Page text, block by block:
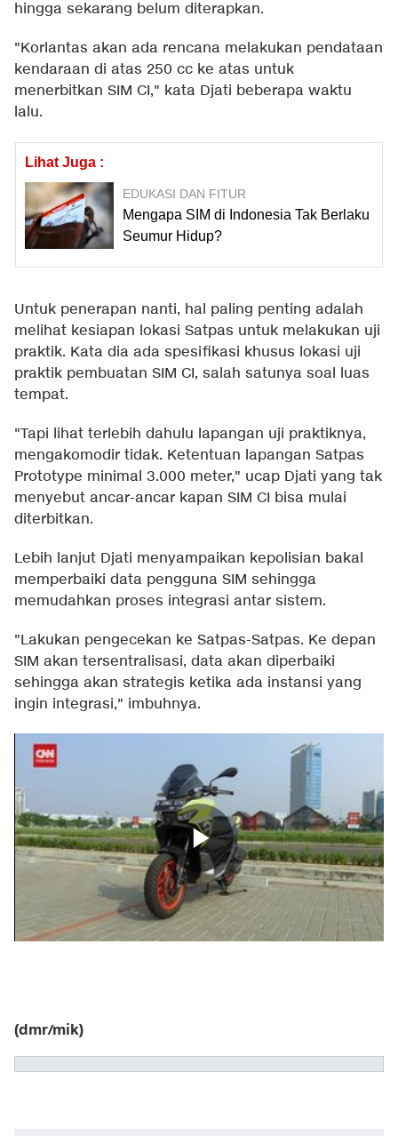
hingga sekarang belum diterapkan.
"Korlantas akan ada rencana melakukan pendataan
kendaraan di atas 250 cc ke atas untuk
menerbitkan SIM CI," kata Djati beberapa waktu
lalu.
Lihat Juga :
EDUKASI DAN FITUR
Mengapa SIM di Indonesia Tak Berlaku
Seumur Hidup?
Untuk penerapan nanti, hal paling penting adalah
melihat kesiapan lokasi Satpas untuk melakukan uji
praktik. Kata dia ada spesifikasi khusus lokasi uji
praktik pembuatan SIM CI, salah satunya soal luas
tempat.
"Tapi lihat terlebih dahulu lapangan uji praktiknya,
mengakomodir tidak. Ketentuan lapangan Satpas
Prototype minimal 3.000 meter," ucap Djati yang tak
menyebut ancar-ancar kapan SIM CI bisa mulai
diterbitkan.
Lebih lanjut Djati menyampaikan kepolisian bakal
memperbaiki data pengguna SIM sehingga
memudahkan proses integrasi antar sistem.
"Lakukan pengecekan ke Satpas-Satpas. Ke depan
SIM akan tersentralisasi, data akan diperbaiki
sehingga akan strategis ketika ada instansi yang
ingin integrasi," imbuhnya.
(dmr/mik)